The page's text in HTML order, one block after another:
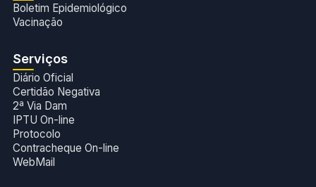
Boletim Epidemiológico
Vacinação
Serviços
Diário Oficial
Certidão Negativa
2ª Via Dam
IPTU On-line
Protocolo
Contracheque On-line
WebMail